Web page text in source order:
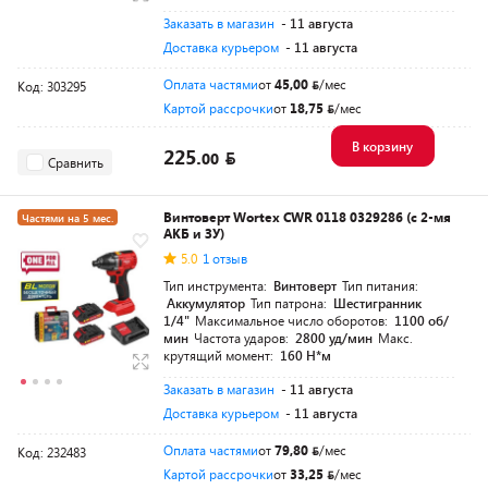
Заказать в магазин - 11 августа
Доставка курьером - 11 августа
Код: 303295 Оплата частямиот45,00
/мес
Картой рассрочкиот 18,75 /мес
Сравнить 225.00
В корзину
Частями на 5 мес.
Разумная цена
Винтоверт Wortex CWR 0118 0329286 (с 2-мя
АКБ и ЗУ)
5.0 1 отзыв
Тип инструмента: Винтоверт Тип питания:
Аккумулятор Тип патрона: Шестигранник
1/4" Максимальное число оборотов: 1100 об/
мин Частота ударов: 2800 уд/мин Макс.
крутящий момент: 160 Н*м
Заказать в магазин - 11 августа
Доставка курьером - 11 августа
Код: 232483 Оплата частямиот79,80
/мес
Картой рассрочкиот33,25 /мес